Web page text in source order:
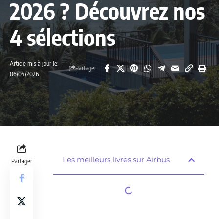
2026 ? Découvrez nos
4 sélections
Article mis à jour le:
06/04/2026
Partager
Partager Les meilleurs livres sur Airbus